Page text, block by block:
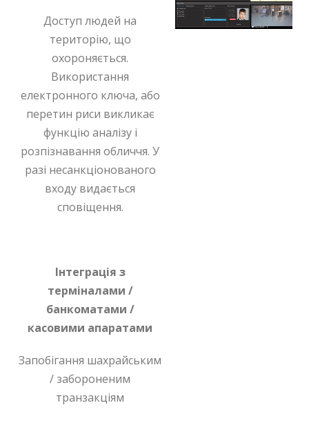
Доступ людей на
територію, що
охороняється.
Використання
електронного ключа, або
перетин риси викликає
функцію аналізу і
розпізнавання обличчя. У
разі несанкціонованого
входу видається
сповіщення.
Інтеграція з
терміналами /
банкоматами /
касовими апаратами
Запобігання шахрайським
/ забороненим
транзакціям